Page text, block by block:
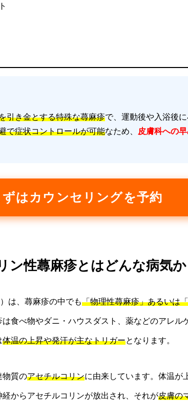
引き金とする特殊な蕁麻疹で、運動後や入浴後
で症状コントロールが可能なため、
皮膚科への
ずはカウンセリングを予約
ン性蕁麻疹とはどんな病気か
は、蕁麻疹の中でも「物理性蕁麻疹」あるいは
食べ物やダニ・ハウスダスト、薬などのアレル
体温の上昇や発汗が主なトリガーとなります。
物質のアセチルコリンに由来しています。体温が
からアセチルコリンが放出され、それが皮膚の